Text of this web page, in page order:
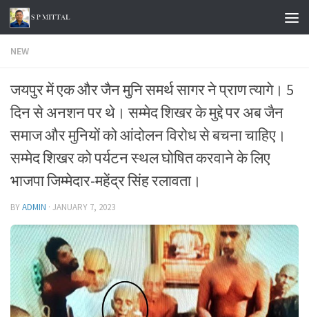
Skip to content
NEW
जयपुर में एक और जैन मुनि समर्थ सागर ने प्राण त्यागे। 5
दिन से अनशन पर थे। सम्मेद शिखर के मुद्दे पर अब जैन
समाज और मुनियों को आंदोलन विरोध से बचना चाहिए।
सम्मेद शिखर को पर्यटन स्थल घोषित करवाने के लिए
भाजपा जिम्मेदार-महेंद्र सिंह रलावता।
BYADMIN · JANUARY 7, 2023